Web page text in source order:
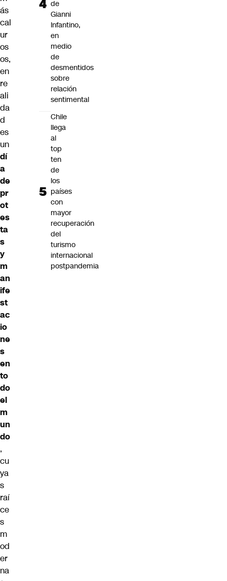
ás
cal
ur
os
os,
en
re
ali
da
d
es
un
dí
a
de
pr
ot
es
ta
s
y
m
an
ife
st
ac
io
ne
s
en
to
do
el
m
un
do
,
cu
ya
s
raí
ce
s
m
od
er
na
de
Gianni
Infantino,
en
medio
de
desmentidos
sobre
relación
sentimental
Chile
llega
al
top
ten
de
los
países
con
mayor
recuperación
del
turismo
internacional
postpandemia